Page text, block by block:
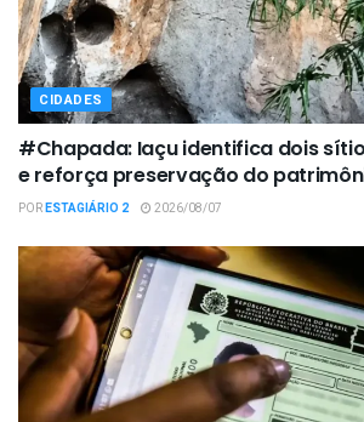
CIDADES
#Chapada: Iaçu identifica dois
e reforça preservação do
PORESTAGIÁRIO 2 2026/08/07